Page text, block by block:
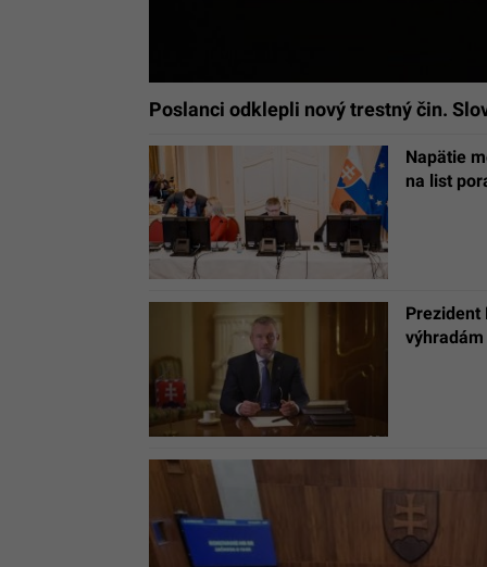
Poslanci odklepli nový trestný čin.
Napätie
na list
Prezident